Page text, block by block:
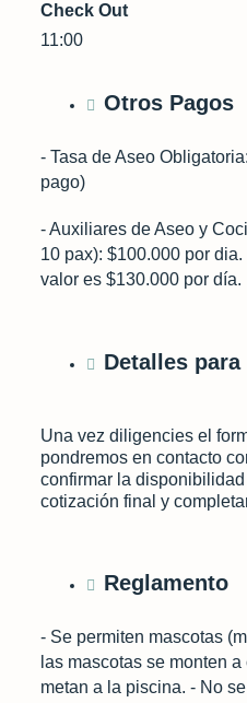
Check Out
11:00
Otros Pagos
- Tasa de Aseo
pago)
- Auxiliares de Aseo y
10 pax): $100.000 por
valor es $130.000 por día.
Detalles
Una vez diligencies el
pondremos en contacto
confirmar la
cotización final y
Reglamento
- Se permiten mascotas
las mascotas se monten
metan a la piscina. - No